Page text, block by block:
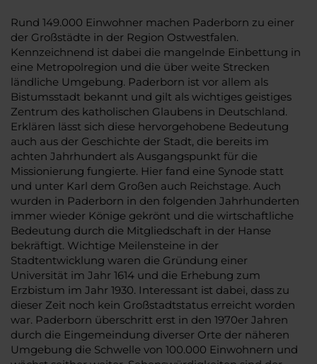
Rund 149.000 Einwohner machen Paderborn zu einer
der Großstädte in der Region Ostwestfalen.
Kennzeichnend ist dabei die mangelnde Einbettung in
eine Metropolregion und die über weite Strecken
ländliche Umgebung. Paderborn ist vor allem als
Bistumsstadt bekannt und gilt als wichtiges geistiges
Zentrum des katholischen Glaubens in Deutschland.
Erklären lässt sich diese hervorgehobene Bedeutung
auch aus der Geschichte der Stadt, die bereits im
achten Jahrhundert als Ausgangspunkt für die
Missionierung fungierte. Hier fand eine Synode statt
und unter Karl dem Großen auch Reichstage. Auch
wurden in Paderborn in den folgenden Jahrhunderten
immer wieder Könige gekrönt und die wirtschaftliche
Bedeutung durch die Mitgliedschaft in der Hanse
bekräftigt. Wichtige Meilensteine in der
Stadtentwicklung waren die Gründung einer
Universität im Jahr 1614 und die Erhebung zum
Erzbistum im Jahr 1930. Interessant ist dabei, dass zu
dieser Zeit noch kein Großstadtstatus erreicht worden
war. Paderborn überschritt erst in den 1970er Jahren
durch die Eingemeindung diverser Orte der näheren
Umgebung die Schwelle von 100.000 Einwohnern und